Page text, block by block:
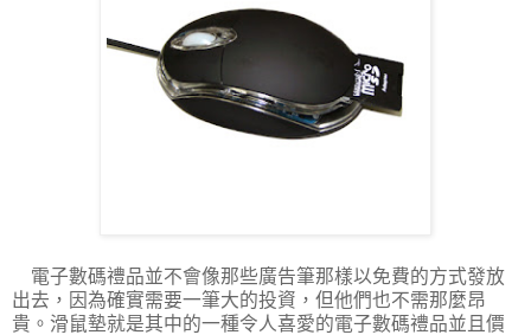
電子數碼禮品並不會像那些廣告筆那樣以免費的方式發放
出去，因為確實需要一筆大的投資，但他們也不需那麼昂
貴。滑鼠墊就是其中的一種令人喜愛的電子數碼禮品並且價